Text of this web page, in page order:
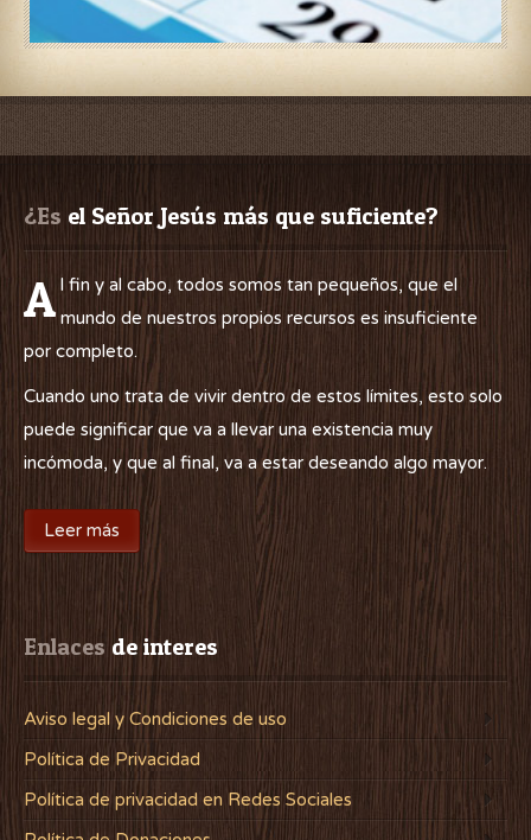
¿Es el Señor Jesús más que suficiente?
A l fin y al cabo, todos somos tan pequeños, que el
mundo de nuestros propios recursos es insuficiente
por completo.
Cuando uno trata de vivir dentro de estos límites, esto solo
puede significar que va a llevar una existencia muy
incómoda, y que al final, va a estar deseando algo mayor.
Leer más
Enlaces de interes
Aviso legal y Condiciones de uso
Política de Privacidad
Política de privacidad en Redes Sociales